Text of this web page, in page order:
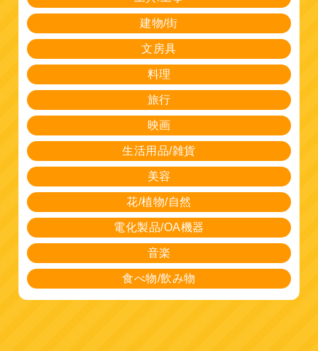
建物/街
文房具
料理
旅行
映画
生活用品/雑貨
美容
花/植物/自然
電化製品/OA機器
音楽
食べ物/飲み物